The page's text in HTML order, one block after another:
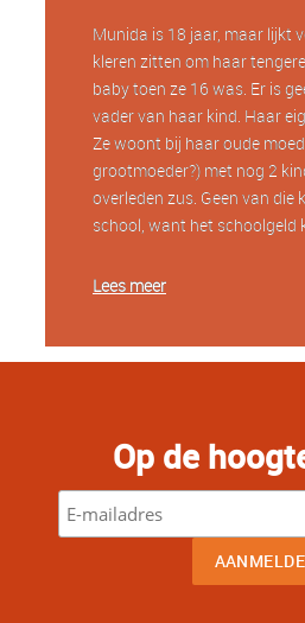
Munida is 18 jaar, maar lijkt
kleren zitten om haar
baby toen ze 16 was. Er is
vader van haar kind. Haar
Ze woont bij haar oude
grootmoeder?) met nog 2
overleden zus. Geen van die
school, want het schoolgeld
Lees meer
Op de